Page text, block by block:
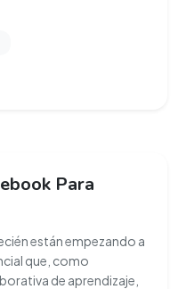
Para
están empezando a
que, como
de aprendizaje,